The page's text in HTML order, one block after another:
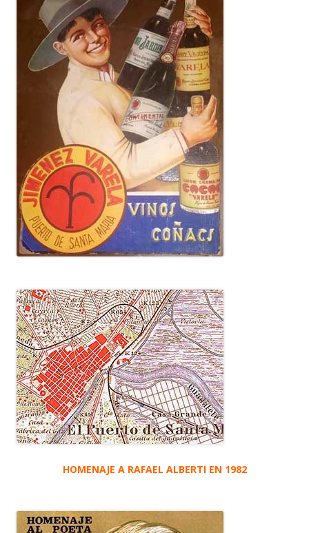
HOMENAJE A RAFAEL ALBERTI EN 1982